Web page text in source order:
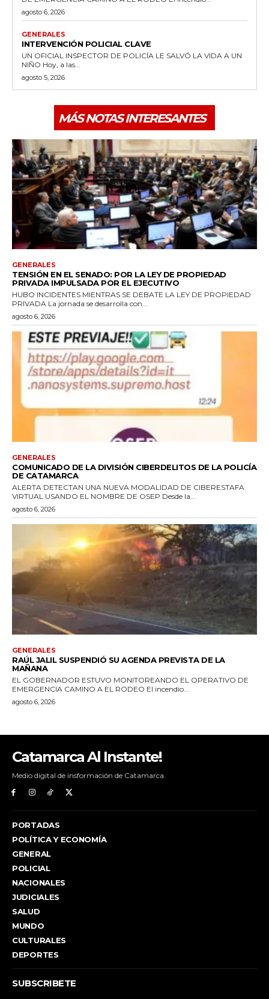
Catamarca Al Instante!
Medio digital de insformación de Catamarca.
PORTADAS
POLÍTICA Y ECONOMÍA
GENERAL
POLICIAL
NACIONALES
JUDICIALES
SALUD
MUNDO
CULTURALES
DEPORTES
SUBSCRIBETE